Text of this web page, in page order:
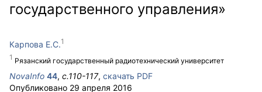
государственного управления»
Карпова Е.С.
Рязанский государственный радиотехнический университет
NovaInfo 44, с.110-117, скачать PDF
Опубликовано 29 апреля 2016